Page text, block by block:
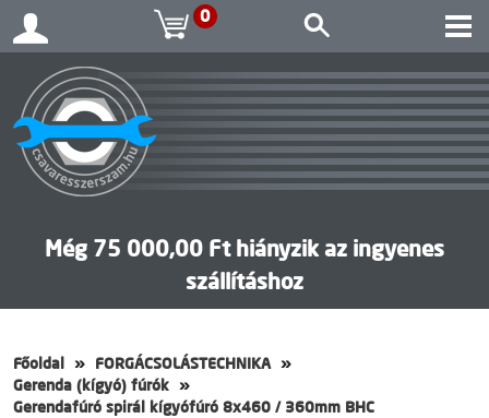
0
Még 75 000,00 Ft hiányzik az ingyenes
szállításhoz
Főoldal
FORGÁCSOLÁSTECHNIKA
Gerenda (kígyó) fúrók
Gerendafúró spirál kígyófúró 8x460 / 360mm BHC